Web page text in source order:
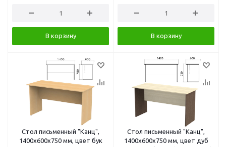
В корзину В корзину
Стол письменный "Канц",
1400х600х750 мм, цвет бук
Стол письменный "Канц",
1400х600х750 мм, цвет дуб